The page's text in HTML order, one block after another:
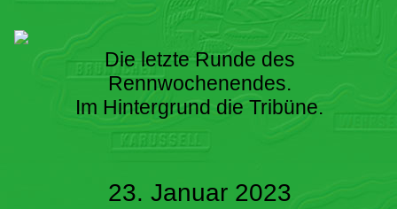
Die letzte Runde des
Rennwochenendes.
Im Hintergrund die Tribüne.
23. Januar 2023